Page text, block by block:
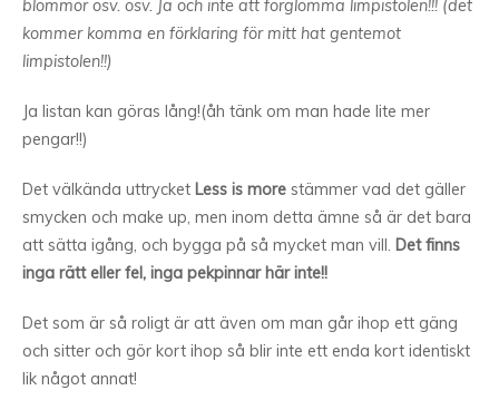
blommor osv. osv. Ja och inte att förglömma limpistolen!!! (det
kommer komma en förklaring för mitt hat gentemot
limpistolen!!)
Ja listan kan göras lång!(åh tänk om man hade lite mer
pengar!!)
Det välkända uttrycket Less is more stämmer vad det gäller
smycken och make up, men inom detta ämne så är det bara
att sätta igång, och bygga på så mycket man vill. Det finns
inga rätt eller fel, inga pekpinnar här inte!!
Det som är så roligt är att även om man går ihop ett gäng
och sitter och gör kort ihop så blir inte ett enda kort identiskt
lik något annat!